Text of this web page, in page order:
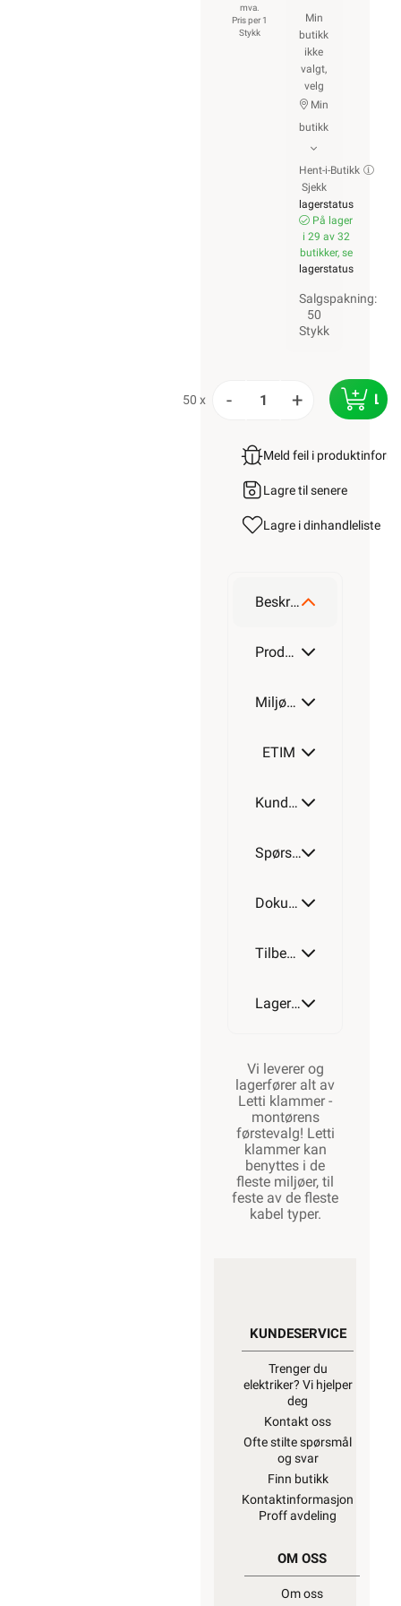
mva.
Pris per 1
Stykk
Min
butikk
ikke
valgt,
velg
Min
butikk
Hent-i-Butikk
Sjekk
lagerstatus
På lager
i 29 av 32
butikker, se
lagerstatus
Salgspakning:
50
Stykk
50 x - +
Meld feil i
Lagre til senere
Lagre i dinhandleliste
Beskrivelse
Produktdetaljer
Miljøparametere
ETIM
Kundeomtale
Spørsmål og svar
Dokumentasjon
Tilbehør
Lagerstatus
Vi leverer og
lagerfører alt av
Letti klammer -
montørens
førstevalg! Letti
klammer kan
benyttes i de
fleste miljøer, til
feste av de fleste
kabel typer.
KUNDESERVICE
Trenger du
elektriker? Vi hjelper
deg
Kontakt oss
Ofte stilte spørsmål
og svar
Finn butikk
Kontaktinformasjon
Proff avdeling
OM OSS
Om oss